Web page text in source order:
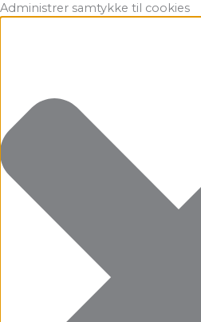
Administrer samtykke til cookies
Funktionsdygtig
Præferencer
Statistikker
Marketing
Gå
til